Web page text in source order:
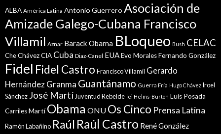
ALBA América Latina Antonio Guerrero Asociación de
Amizade Galego-Cubana Francisco
Villamil Aznar Barack Obama BLoqueo Bush CELAC
CheChávezCIA Cuba Diaz-Canel EUAEvo MoralesFernando González
Fidel Fidel Castro Francisco Villamil Gerardo
Hernández Granma Guantánamo Guerra Fría Hugo Chávez Iroel
Sánchez José MartíJuventud Rebelde lei Helms-Burton Luis Posada
CarrilesMartí Obama ONU Os Cinco Prensa Latina
Ramón Labañino Raúl Raúl Castro René González